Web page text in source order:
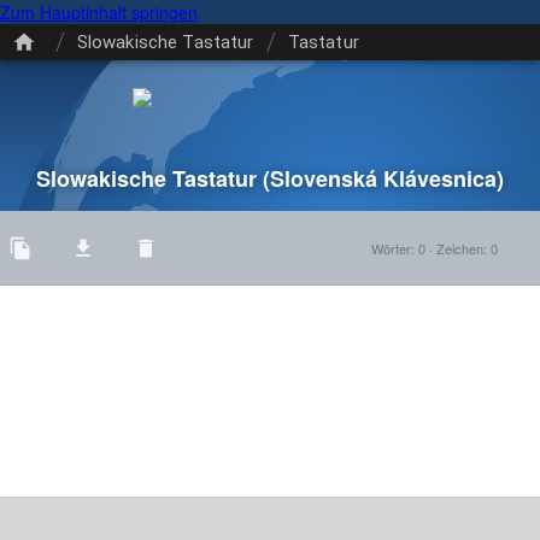
Zum Hauptinhalt springen
/ Slowakische Tastatur / Tastatur
Slowakische Tastatur(Slovenská Klávesnica)
Wörter: 0 · Zeichen: 0